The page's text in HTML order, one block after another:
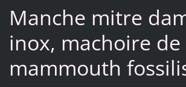
Manche mitre
inox, machoire de
mammouth